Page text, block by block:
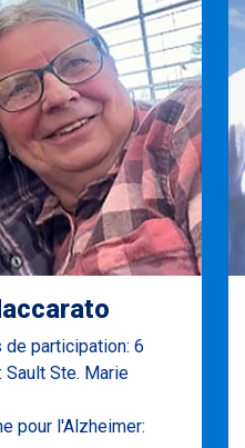
de participation: 6
Sault Ste. Marie
pour l'Alzheimer: